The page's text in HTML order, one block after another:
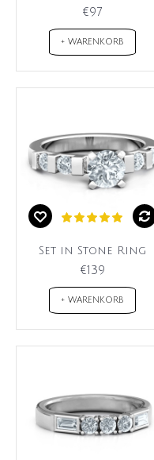
€97
+ WARENKORB
Set in Stone Ring
€139
+ WARENKORB